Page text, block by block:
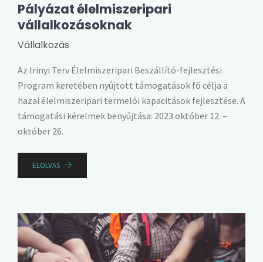
Pályázat élelmiszeripari
vállalkozásoknak
Vállalkozás
Az Irinyi Terv Élelmiszeripari Beszállító-fejlesztési
Program keretében nyújtott támogatások fő célja a
hazai élelmiszeripari termelői kapacitások fejlesztése. A
támogatási kérelmek benyújtása: 2023.október 12. –
október 26.
ELOLVAS